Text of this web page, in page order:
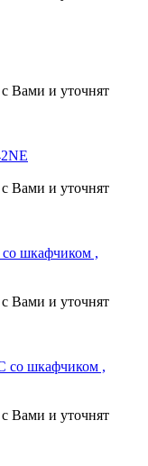
Вами и уточнят
Вами и уточнят
шкафчиком ,
Вами и уточнят
со шкафчиком ,
Вами и уточнят